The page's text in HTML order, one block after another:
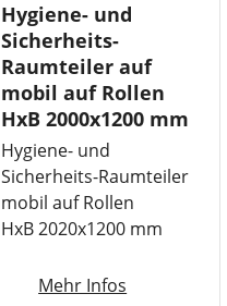
Hygiene- und
Sicherheits-
Raumteiler auf
mobil auf Rollen
HxB 2000x1200 mm
Hygiene- und
Sicherheits-Raumteiler
mobil auf Rollen
HxB 2020x1200 mm
Mehr Infos